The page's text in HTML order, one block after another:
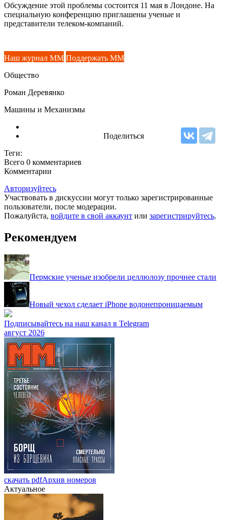
Обсуждение этой проблемы состоится 11 мая в Лондоне. На
специальную конференцию приглашены ученые и
представители телеком-компаний.
Наш журнал ММ Поддержать ММ
Общество
Роман Деревянко
Машины и Механизмы
Поделиться
Теги:
Всего 0 комментариев
Комментарии
Авторизуйтесь
Участвовать в дискуссии могут только зарегистрированные
пользователи, после модерации.
Пожалуйста, войдите в свой аккаунт или зарегистрируйтесь.
Рекомендуем
Пермские ученые изобрели целлюлозу прочнее стали
Новый чехол сделает iPhone водонепроницаемым
Подписывайтесь на наш канал в Telegram
август 2026
скачать pdfАрхив номеров
Актуальное